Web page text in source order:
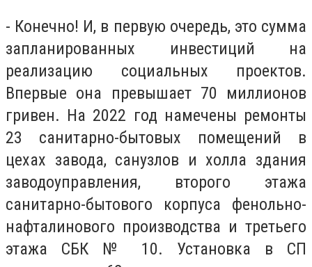
- Конечно! И, в первую очередь, это сумма
запланированных инвестиций на
реализацию социальных проектов.
Впервые она превышает 70 миллионов
гривен. На 2022 год намечены ремонты
23 санитарно-бытовых помещений в
цехах завода, санузлов и холла здания
заводоуправления, второго этажа
санитарно-бытового корпуса фенольно-
нафталинового производства и третьего
этажа СБК № 10. Установка в СП